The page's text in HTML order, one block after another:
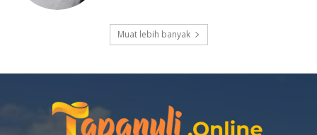
Muat lebih banyak